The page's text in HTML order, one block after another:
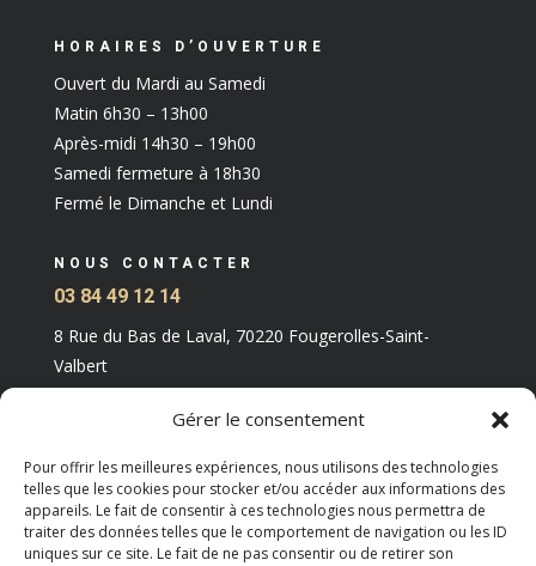
Gérer le consentement
Pour offrir les meilleures expériences, nous utilisons des technologies
telles que les cookies pour stocker et/ou accéder aux informations des
appareils. Le fait de consentir à ces technologies nous permettra de
traiter des données telles que le comportement de navigation ou les ID
uniques sur ce site. Le fait de ne pas consentir ou de retirer son
HORAIRES D’OUVERTURE
Ouvert du Mardi au Samedi
Matin 6h30 – 13h00
Après-midi 14h30 – 19h00
Samedi fermeture à 18h30
Fermé le Dimanche et Lundi
NOUS CONTACTER
03 84 49 12 14
8 Rue du Bas de Laval, 70220 Fougerolles-Saint-
Valbert